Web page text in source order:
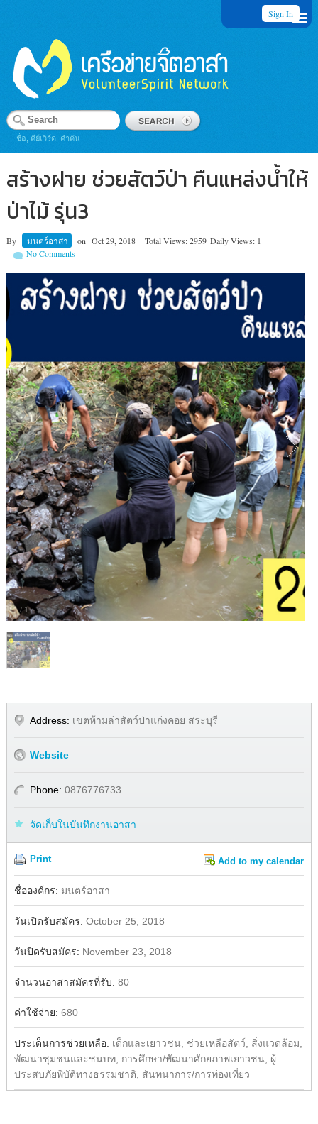
Sign In
ชื่อ, คีย์เวิร์ด, คำค้น
สร้างฝาย ช่วยสัตว์ป่า คืนแหล่งน้ำให้
ป่าไม้ รุ่น3
By มนตร์อาสา on Oct 29, 2018 Total Views: 2959 Daily Views: 1
No Comments
1/1
Address: เขตห้ามล่าสัตว์ป่าแก่งคอย สระบุรี
Website
Phone: 0876776733
จัดเก็บในบันทึกงานอาสา
Print Add to my calendar
Facebook
ชื่อองค์กร: มนตร์อาสา
วันเปิดรับสมัคร: October 25, 2018
วันปิดรับสมัคร: November 23, 2018
จำนวนอาสาสมัครที่รับ: 80
ค่าใช้จ่าย: 680
ประเด็นการช่วยเหลือ: เด็กและเยาวชน, ช่วยเหลือสัตว์, สิ่งแวดล้อม,
พัฒนาชุมชนและชนบท, การศึกษา/พัฒนาศักยภาพเยาวชน, ผู้
ประสบภัยพิบัติทางธรรมชาติ, สันทนาการ/การท่องเที่ยว